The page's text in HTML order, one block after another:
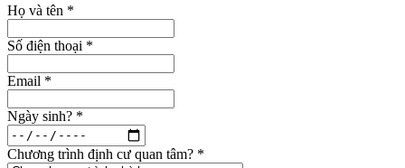
Họ và tên *
Số điện thoại *
Email *
Ngày sinh? *
Chương trình định cư quan tâm? *